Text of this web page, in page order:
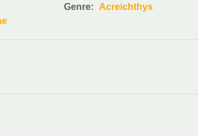
Genre: Acreichthys